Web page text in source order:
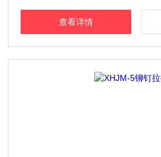
查看详情